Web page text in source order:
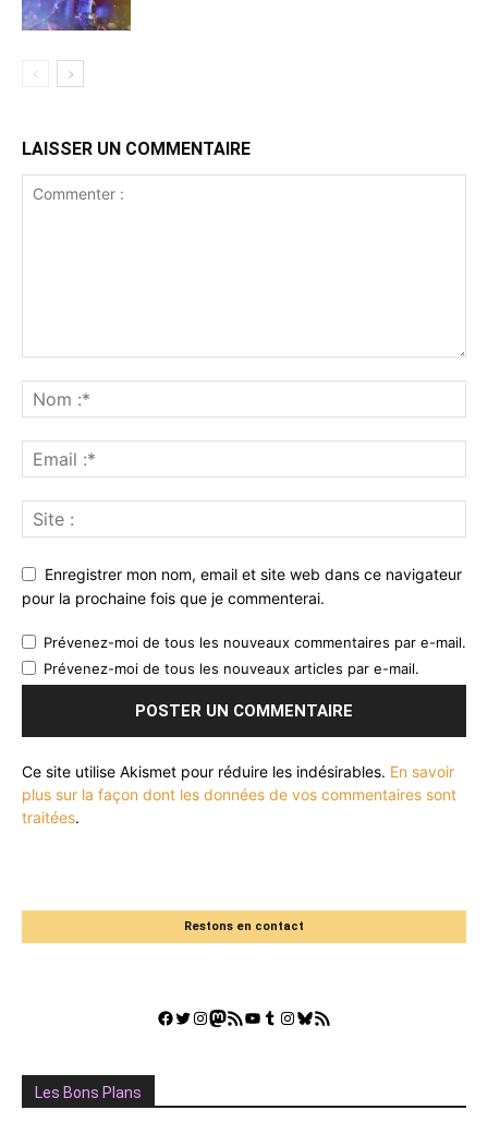
LAISSER UN COMMENTAIRE
Enregistrer mon nom, email et site web dans ce navigateur
pour la prochaine fois que je commenterai.
Prévenez-moi de tous les nouveaux commentaires par e-mail.
Prévenez-moi de tous les nouveaux articles par e-mail.
Ce site utilise Akismet pour réduire les indésirables. En savoir
plus sur la façon dont les données de vos commentaires sont
traitées.
Restons en contact
Facebook
Twitter
Instagram
Mastodon
Flux RSSYouTube
Tumblr
Instagram
Bluesky
GestGame
Les Bons Plans